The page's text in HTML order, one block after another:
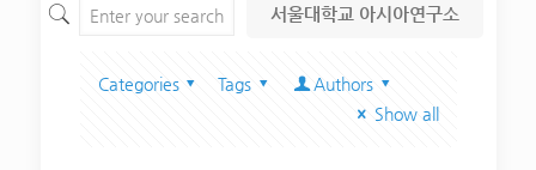
서울대학교 아시아연구소
Categories Tags
Authors
Show all